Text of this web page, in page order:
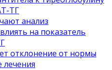
ТГ
анализ
на показатель
отклонение от нормы
лечения